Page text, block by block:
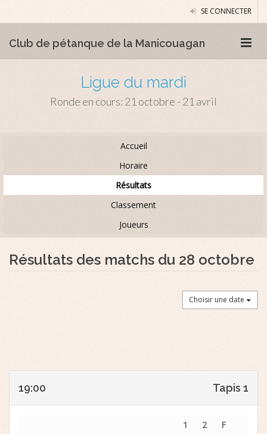
SE CONNECTER
Club de pétanque de la Manicouagan
Ligue du mardi
Ronde en cours: 21 octobre - 21 avril
Accueil
Horaire
Résultats
Classement
Joueurs
Résultats des matchs du 28 octobre
Choisir une date
19:00 Tapis 1
1 2
F